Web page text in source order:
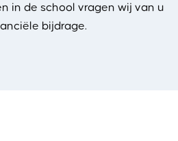
in de school vragen wij van u
bijdrage.